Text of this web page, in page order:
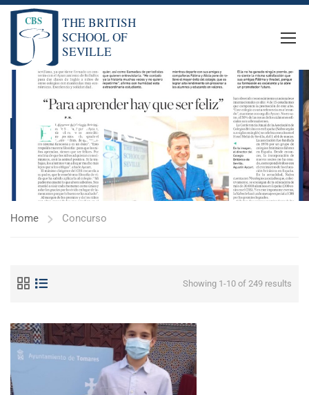
CONCURSO
Home Concurso
Showing 1-10 of 249 results